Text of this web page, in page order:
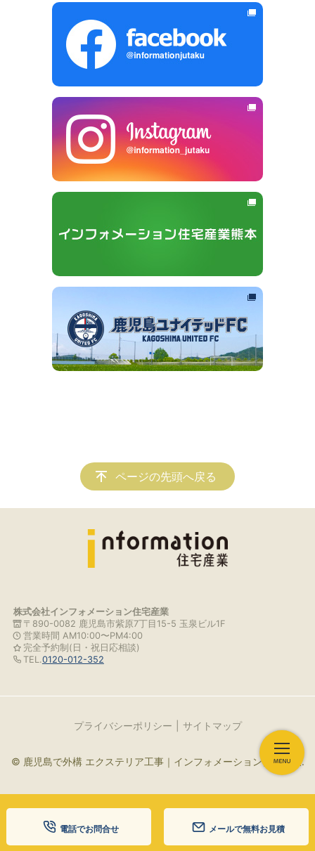
電話でお問合せ メールで無料お見積
ページの先頭へ戻る
株式会社インフォメーション住宅産業
〒890-0082 鹿児島市紫原7丁目15-5 玉泉ビル1F
営業時間 AM10:00〜PM4:00
完全予約制(日・祝日応相談)
TEL.0120-012-352
プライバシーポリシー サイトマップ
© 鹿児島で外構 エクステリア工事｜インフォメーション住宅産業.